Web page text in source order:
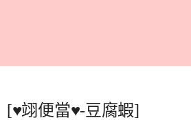
[♥翊便當♥-豆腐蝦]